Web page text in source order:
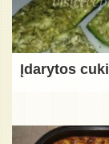
Įdarytos